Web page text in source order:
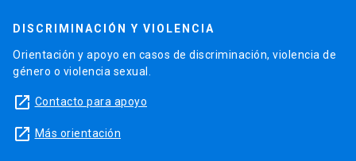
DISCRIMINACIÓN Y VIOLENCIA
Orientación y apoyo en casos de discriminación, violencia de
género o violencia sexual.
launch Contacto para apoyo
launch Más orientación